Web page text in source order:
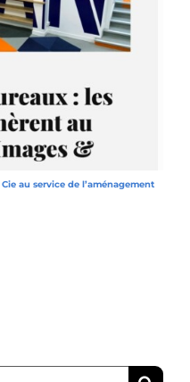
au service de l’aménagement